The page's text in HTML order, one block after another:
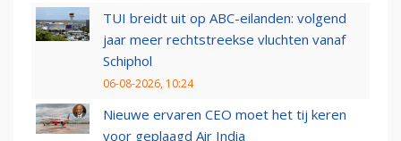
TUI breidt uit op ABC-eilanden: volgend
jaar meer rechtstreekse vluchten vanaf
Schiphol
06-08-2026, 10:24
Nieuwe ervaren CEO moet het tij keren
voor geplaagd Air India